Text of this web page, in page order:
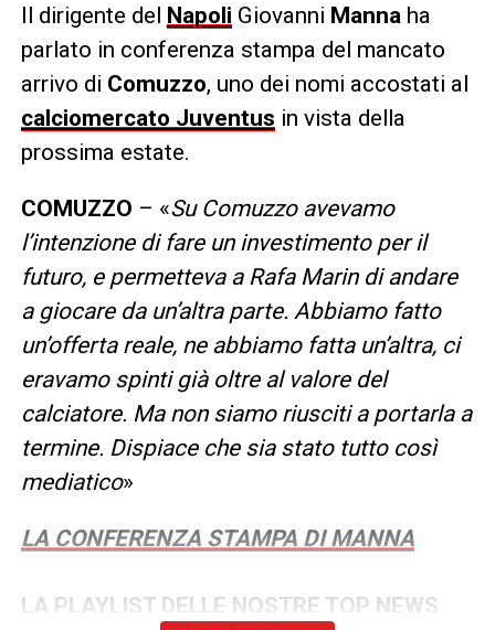
Il dirigente del Napoli Giovanni Mannaha
parlato in conferenza stampa del mancato
arrivo di Comuzzo, uno dei nomi accostati al
calciomercato Juventus in vista della
prossima estate.
COMUZZO – «Su Comuzzo avevamo
l’intenzione di fare un investimento per il
futuro, e permetteva a Rafa Marin di andare
a giocare da un’altra parte. Abbiamo fatto
un’offerta reale, ne abbiamo fatta un’altra, ci
eravamo spinti già oltre al valore del
calciatore. Ma non siamo riusciti a portarla a
termine. Dispiace che sia stato tutto così
mediatico»
LA CONFERENZA STAMPA DI MANNA
LA PLAYLIST DELLE NOSTRE TOP NEWS